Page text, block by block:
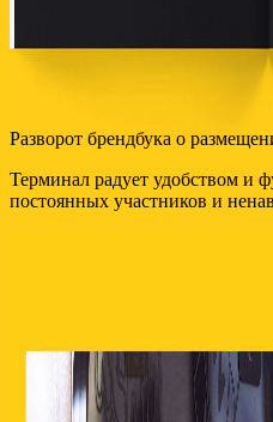
Разворот брендбука о
Терминал радует удобством и
постоянных участников и